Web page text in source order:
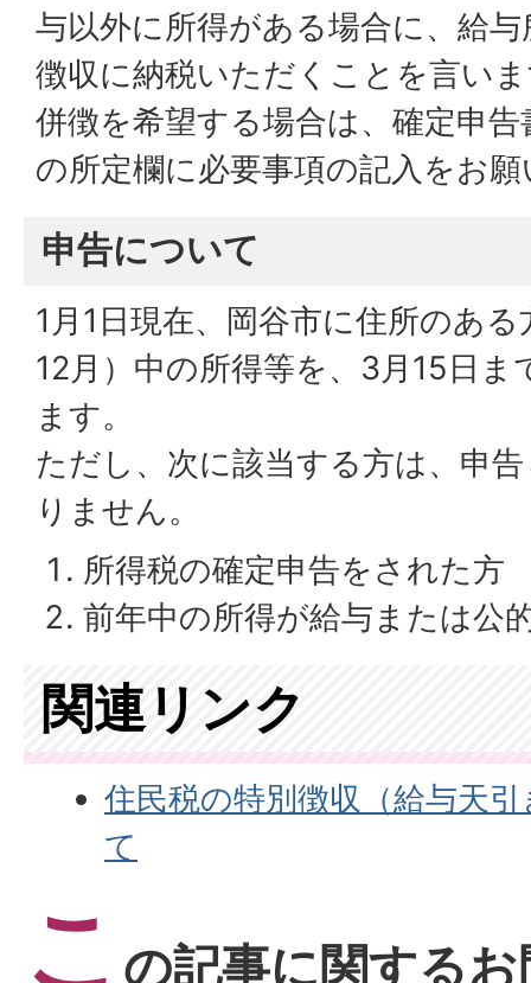
与以外に所得がある場合に、給
徴収に納税いただくことを言い
併徴を希望する場合は、確定申
の所定欄に必要事項の記入をお
申告について
1月1日現在、岡谷市に住所のあ
12月）中の所得等を、3月15日
ます。
ただし、次に該当する方は、申
りません。
所得税の確定申告をされた方
前年中の所得が給与または公
関連リンク
住民税の特別徴収（給与天
て
こ の記事に関する